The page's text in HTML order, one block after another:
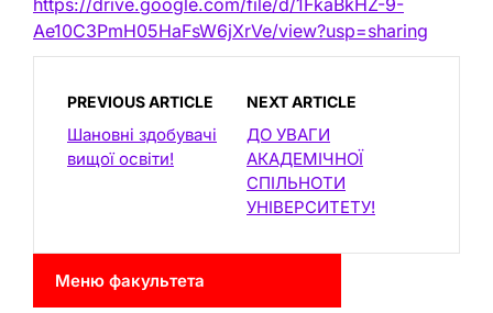
Ae10C3PmH05HaFsW6jXrVe/view?usp=sharing
PREVIOUS ARTICLE
Шановні здобувачі
вищої освіти!
NEXT ARTICLE
ДО УВАГИ
АКАДЕМІЧНОЇ
СПІЛЬНОТИ
УНІВЕРСИТЕТУ!
Меню факультета